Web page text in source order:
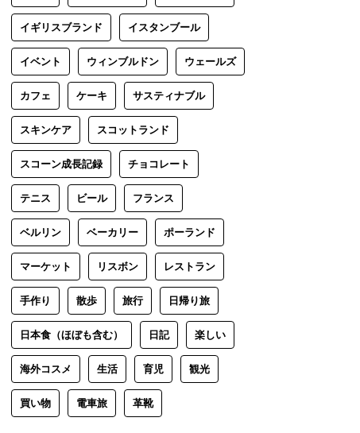
イギリスブランド イスタンブール
イベント ウィンブルドン ウェールズ
カフェ ケーキ サスティナブル
スキンケア スコットランド
スコーン成長記録 チョコレート
テニス ビール フランス
ベルリン ベーカリー ポーランド
マーケット リスボン レストラン
手作り 散歩 旅行 日帰り旅
日本食（ほぼも含む） 日記 楽しい
海外コスメ 生活 育児 観光
買い物 電車旅 革靴